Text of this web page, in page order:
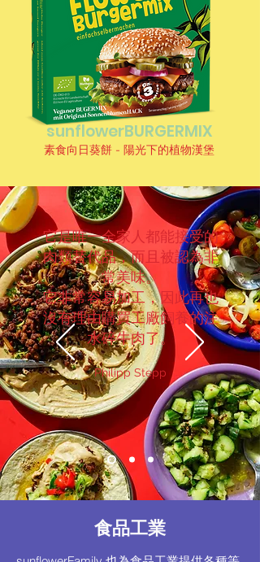
sunflowerBURGERMIX
素食向日葵餅 - 陽光下的植物漢堡
它是唯一全家人都能接受的
肉類替代品，而且被認為非
常美味。
它非常容易加工，因此再也
沒有理由購買工廠飼養的注
水碎牛肉了。
Philipp Stepp
食品工業